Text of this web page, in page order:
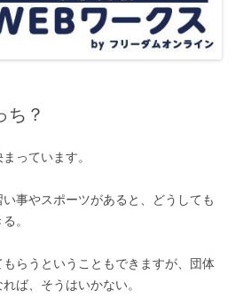
ち？
っています。
事やスポーツがあると、どうしても
。
らうということもできますが、団体
ば、そうはいかない。